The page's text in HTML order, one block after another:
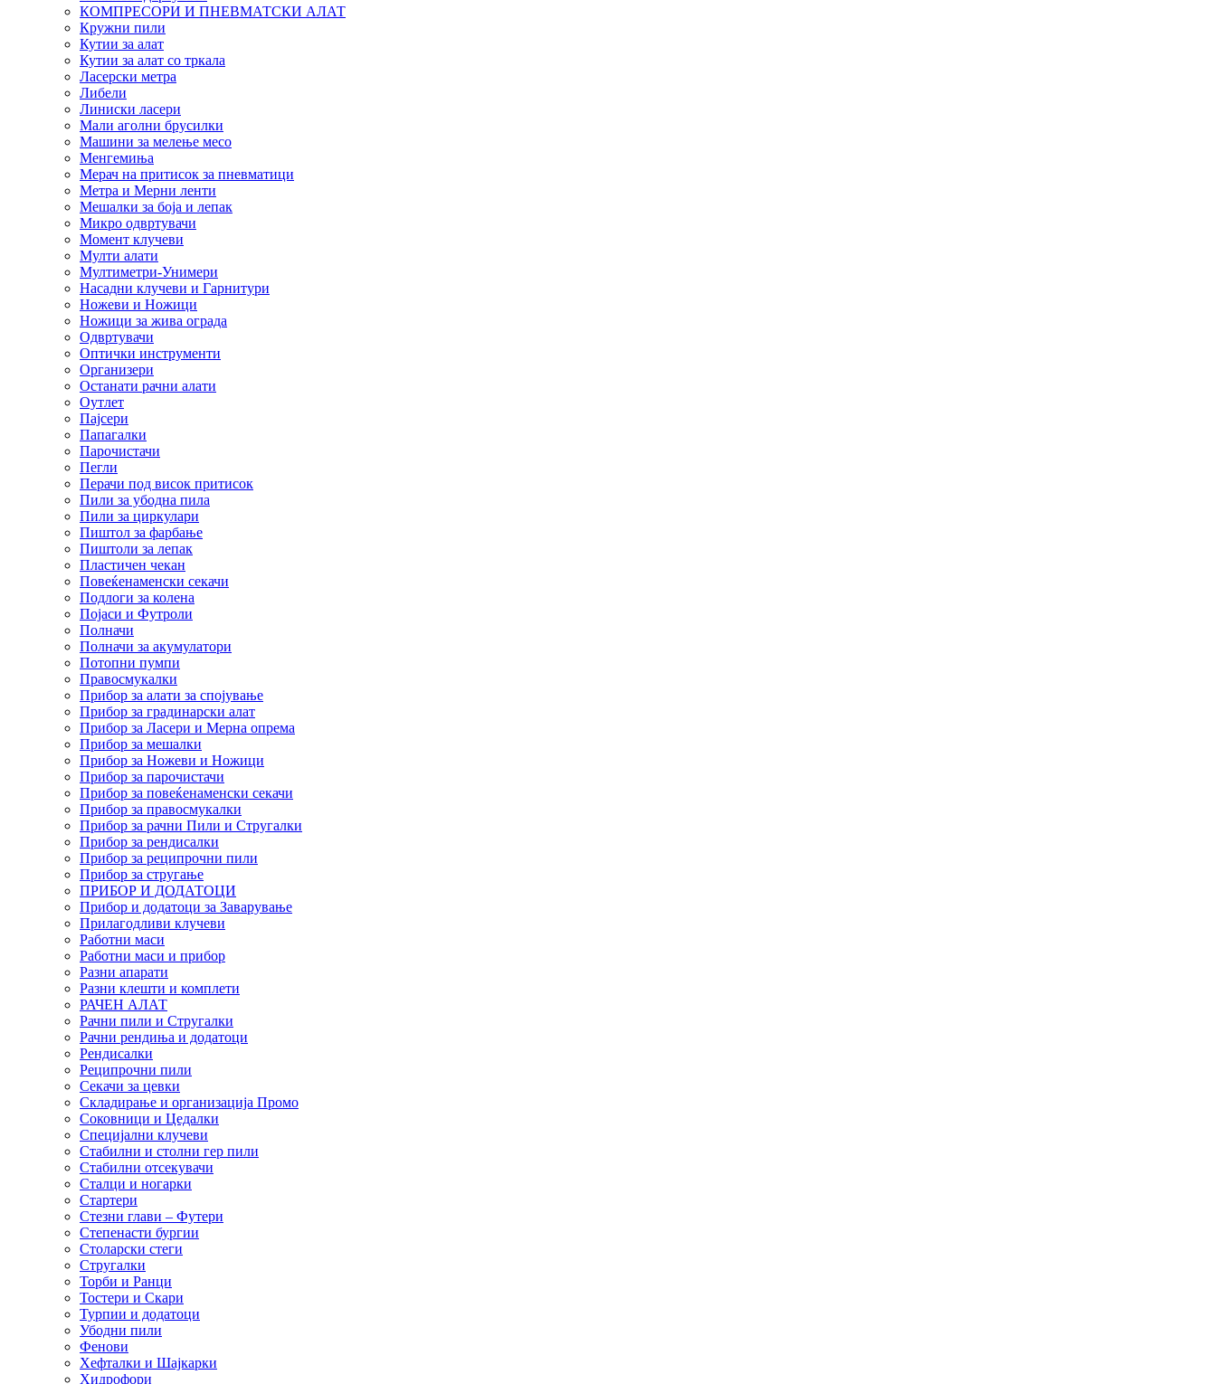
КОМПРЕСОРИ И ПНЕВМАТСКИ АЛАТ
Кружни пили
Кутии за алат
Кутии за алат со тркала
Ласерски метра
Либели
Линиски ласери
Мали аголни брусилки
Машини за мелење месо
Менгемиња
Мерач на притисок за пневматици
Метра и Мерни ленти
Мешалки за боја и лепак
Микро одвртувачи
Момент клучеви
Мулти алати
Мултиметри-Унимери
Насадни клучеви и Гарнитури
Ножеви и Ножици
Ножици за жива ограда
Одвртувачи
Оптички инструменти
Организери
Останати рачни алати
Оутлет
Пајсери
Папагалки
Парочистачи
Пегли
Перачи под висок притисок
Пили за убодна пила
Пили за циркулари
Пиштол за фарбање
Пиштоли за лепак
Пластичен чекан
Повеќенаменски секачи
Подлоги за колена
Појаси и Футроли
Полначи
Полначи за акумулатори
Потопни пумпи
Правосмукалки
Прибор за алати за спојување
Прибор за градинарски алат
Прибор за Ласери и Мерна опрема
Прибор за мешалки
Прибор за Ножеви и Ножици
Прибор за парочистачи
Прибор за повеќенаменски секачи
Прибор за правосмукалки
Прибор за рачни Пили и Стругалки
Прибор за рендисалки
Прибор за реципрочни пили
Прибор за стругање
ПРИБОР И ДОДАТОЦИ
Прибор и додатоци за Заварување
Прилагодливи клучеви
Работни маси
Работни маси и прибор
Разни апарати
Разни клешти и комплети
РАЧЕН АЛАТ
Рачни пили и Стругалки
Рачни рендиња и додатоци
Рендисалки
Реципрочни пили
Секачи за цевки
Складирање и организација Промо
Соковници и Цедалки
Специјални клучеви
Стабилни и столни гер пили
Стабилни отсекувачи
Сталци и ногарки
Стартери
Стезни глави – Футери
Степенасти бургии
Столарски стеги
Стругалки
Торби и Ранци
Тостери и Скари
Турпии и додатоци
Убодни пили
Фенови
Хефталки и Шајкарки
Хидрофори